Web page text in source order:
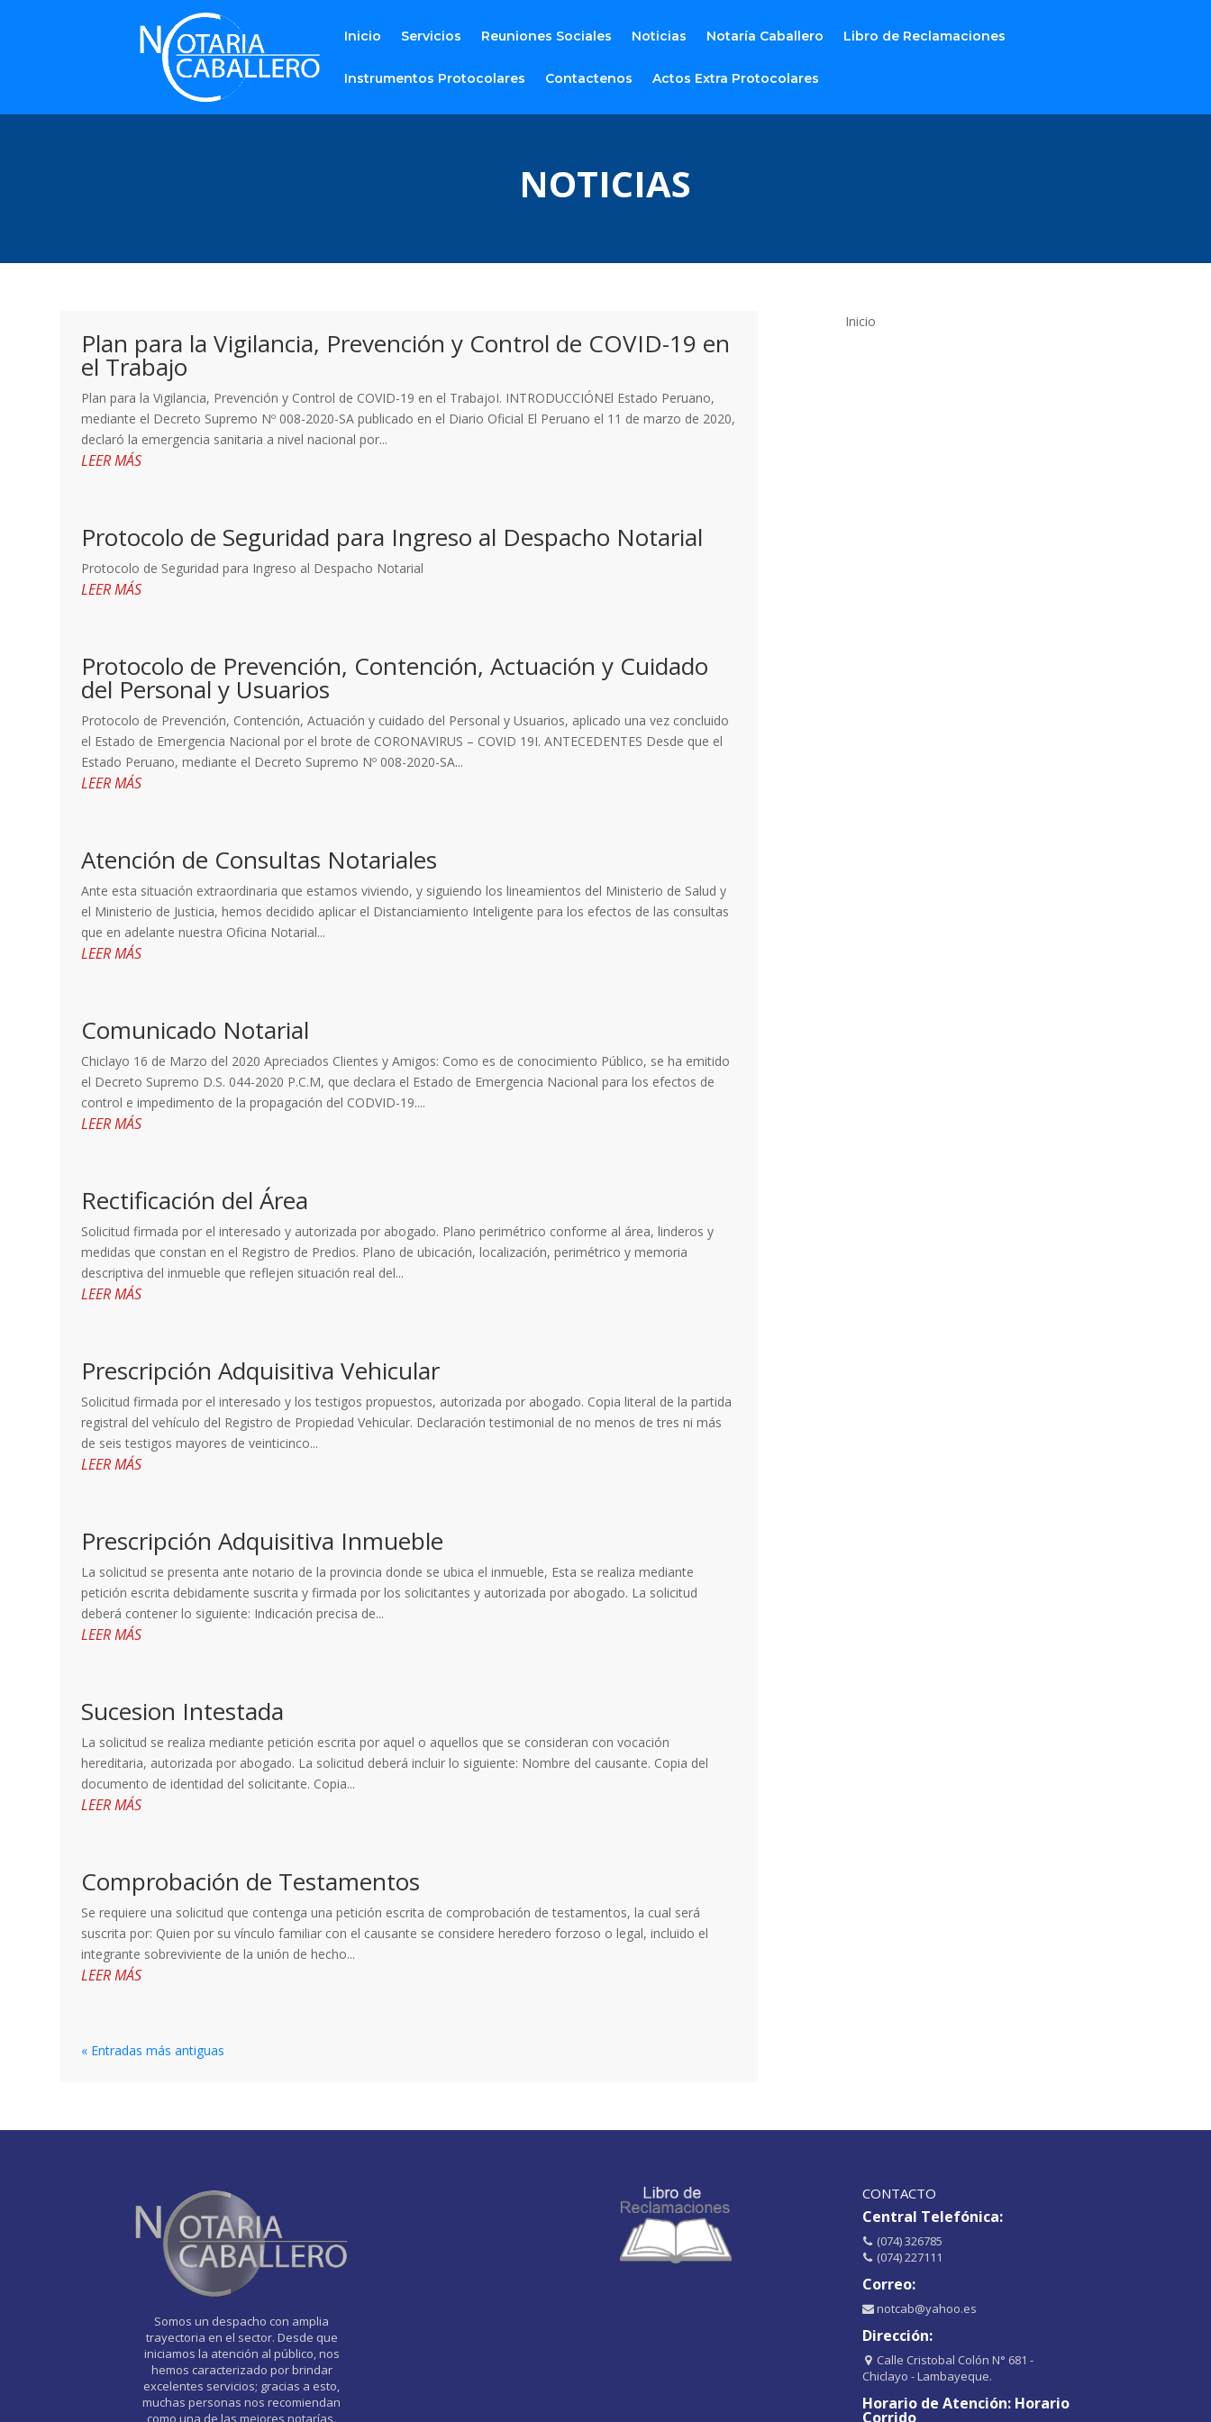
Inicio Servicios Reuniones Sociales Noticias Notaría Caballero Libro de Reclamaciones
Instrumentos Protocolares Contactenos Actos Extra Protocolares
NOTICIAS
Plan para la Vigilancia, Prevención y Control de COVID-19 en
el Trabajo
Plan para la Vigilancia, Prevención y Control de COVID-19 en el TrabajoI. INTRODUCCIÓNEl Estado Peruano,
mediante el Decreto Supremo Nº 008-2020-SA publicado en el Diario Oficial El Peruano el 11 de marzo de 2020,
declaró la emergencia sanitaria a nivel nacional por...
LEER MÁS
Protocolo de Seguridad para Ingreso al Despacho Notarial
Protocolo de Seguridad para Ingreso al Despacho Notarial
LEER MÁS
Protocolo de Prevención, Contención, Actuación y Cuidado
del Personal y Usuarios
Protocolo de Prevención, Contención, Actuación y cuidado del Personal y Usuarios, aplicado una vez concluido
el Estado de Emergencia Nacional por el brote de CORONAVIRUS – COVID 19I. ANTECEDENTES Desde que el
Estado Peruano, mediante el Decreto Supremo Nº 008-2020-SA...
LEER MÁS
Atención de Consultas Notariales
Ante esta situación extraordinaria que estamos viviendo, y siguiendo los lineamientos del Ministerio de Salud y
el Ministerio de Justicia, hemos decidido aplicar el Distanciamiento Inteligente para los efectos de las consultas
que en adelante nuestra Oficina Notarial...
LEER MÁS
Comunicado Notarial
Chiclayo 16 de Marzo del 2020 Apreciados Clientes y Amigos: Como es de conocimiento Público, se ha emitido
el Decreto Supremo D.S. 044-2020 P.C.M, que declara el Estado de Emergencia Nacional para los efectos de
control e impedimento de la propagación del CODVID-19....
LEER MÁS
Rectificación del Área
Solicitud firmada por el interesado y autorizada por abogado. Plano perimétrico conforme al área, linderos y
medidas que constan en el Registro de Predios. Plano de ubicación, localización, perimétrico y memoria
descriptiva del inmueble que reflejen situación real del...
LEER MÁS
Prescripción Adquisitiva Vehicular
Solicitud firmada por el interesado y los testigos propuestos, autorizada por abogado. Copia literal de la partida
registral del vehículo del Registro de Propiedad Vehicular. Declaración testimonial de no menos de tres ni más
de seis testigos mayores de veinticinco...
LEER MÁS
Prescripción Adquisitiva Inmueble
La solicitud se presenta ante notario de la provincia donde se ubica el inmueble, Esta se realiza mediante
petición escrita debidamente suscrita y firmada por los solicitantes y autorizada por abogado. La solicitud
deberá contener lo siguiente: Indicación precisa de...
LEER MÁS
Sucesion Intestada
La solicitud se realiza mediante petición escrita por aquel o aquellos que se consideran con vocación
hereditaria, autorizada por abogado. La solicitud deberá incluir lo siguiente: Nombre del causante. Copia del
documento de identidad del solicitante. Copia...
LEER MÁS
Comprobación de Testamentos
Se requiere una solicitud que contenga una petición escrita de comprobación de testamentos, la cual será
suscrita por: Quien por su vínculo familiar con el causante se considere heredero forzoso o legal, incluido el
integrante sobreviviente de la unión de hecho...
LEER MÁS
« Entradas más antiguas
Inicio
Somos un despacho con amplia
trayectoria en el sector. Desde que
iniciamos la atención al público, nos
hemos caracterizado por brindar
excelentes servicios; gracias a esto,
muchas personas nos recomiendan
como una de las mejores notarías.
CONTACTO
Central Telefónica:
(074) 326785
(074) 227111
Correo:
notcab@yahoo.es
Dirección:
Calle Cristobal Colón N° 681 -
Chiclayo - Lambayeque.
Horario de Atención: Horario
Corrido